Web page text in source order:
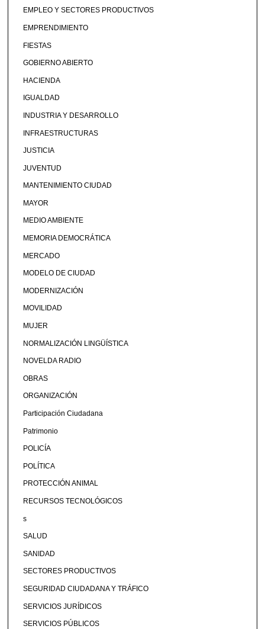
EMPLEO Y SECTORES PRODUCTIVOS
EMPRENDIMIENTO
FIESTAS
GOBIERNO ABIERTO
HACIENDA
IGUALDAD
INDUSTRIA Y DESARROLLO
INFRAESTRUCTURAS
JUSTICIA
JUVENTUD
MANTENIMIENTO CIUDAD
MAYOR
MEDIO AMBIENTE
MEMORIA DEMOCRÁTICA
MERCADO
MODELO DE CIUDAD
MODERNIZACIÓN
MOVILIDAD
MUJER
NORMALIZACIÓN LINGÜÍSTICA
NOVELDA RADIO
OBRAS
ORGANIZACIÓN
Participación Ciudadana
Patrimonio
POLICÍA
POLÍTICA
PROTECCIÓN ANIMAL
RECURSOS TECNOLÓGICOS
s
SALUD
SANIDAD
SECTORES PRODUCTIVOS
SEGURIDAD CIUDADANA Y TRÁFICO
SERVICIOS JURÍDICOS
SERVICIOS PÚBLICOS